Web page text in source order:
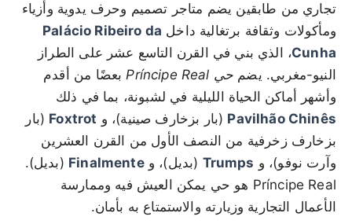
تجاري من طابقين يضم متاجر تصميم وحرف يدوية وأزياء
ومأكولات وثقافة برتغالية داخل Palácio Ribeiro da
Cunha، الذي بني في القرن التاسع عشر على الطراز
النيو-مغربي. يضم حي Príncipe Real
بعضًا من أقدم
وأشهر أماكن الحياة الليلية في لشبونة، بما في ذلك
Pavilhão Chinês (بار بزخارف صينية)، و Foxtrot (بار
بزخارف زخرفية من النصف الأول من القرن العشرين
وآرت نوفو)، و Trumps (بديل)، وFinalmente (بديل).
Príncipe Real هو حي يمكن العيش فيه وممارسة
الأعمال التجارية وزيارته والاستمتاع به بأمان.